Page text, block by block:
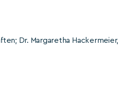
Dr. Margaretha Hackermeier,